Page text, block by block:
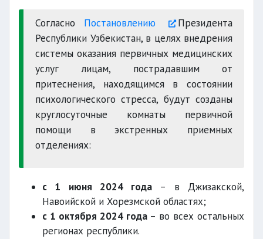
Согласно Постановлению
Президента
Республики Узбекистан, в целях внедрения
системы оказания первичных медицинских
услуг лицам, пострадавшим от
притеснения, находящимся в состоянии
психологического стресса, будут созданы
круглосуточные комнаты первичной
помощи в экстренных приемных
отделениях:
с 1 июня 2024 года – в Джизакской,
Навоийской и Хорезмской областях;
с 1 октября 2024 года– во всех остальных
регионах республики.